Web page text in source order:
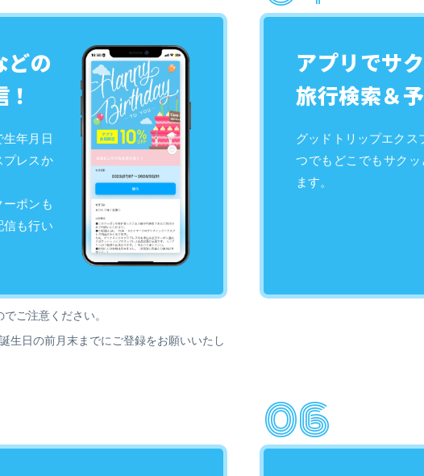
どの
年月日
プレスか
ポンも
信も行い
ご注意ください。
生日の前月末までにご登録をお願いいたし
アプリでサ
旅行検索＆
グッドトリップエクス
つでもどこでもサク
ます。